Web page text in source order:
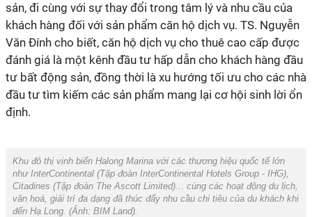
sản, đi cùng với sự thay đổi trong tâm lý và nhu cầu của
khách hàng đối với sản phẩm căn hộ dịch vụ. TS. Nguyễn
Văn Đính cho biết, căn hộ dịch vụ cho thuê cao cấp được
đánh giá là một kênh đầu tư hấp dẫn cho khách hàng đầu
tư bất động sản, đồng thời là xu hướng tối ưu cho các nhà
đầu tư tìm kiếm các sản phẩm mang lại cơ hội sinh lời ổn
định.
Khu đô thị vịnh biển Halong Marina với các thương hiệu quốc tế lớn
như InterContinental (Tập đoàn InterContinental Hotels Group - IHG),
Citadines (Tập đoàn The Ascott Limited)... cùng các hoạt động du lịch,
văn hoá, giải trí đa dạng đã thúc đẩy nhu cầu chi tiêu của du khách khi
đến Hạ Long. (Ảnh: BIM Land).